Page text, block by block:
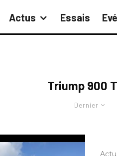
Actus Essais
Triump 900
Dernier